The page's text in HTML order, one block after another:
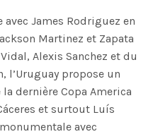
James Rodriguez en
Martinez et Zapata
Alexis Sanchez et du
l’Uruguay propose un
dernière Copa America
et surtout Luís
avec